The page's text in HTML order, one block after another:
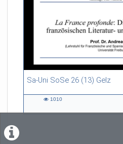
Sa-Uni SoSe 26 (13) Gelz
55:13 duration
1010